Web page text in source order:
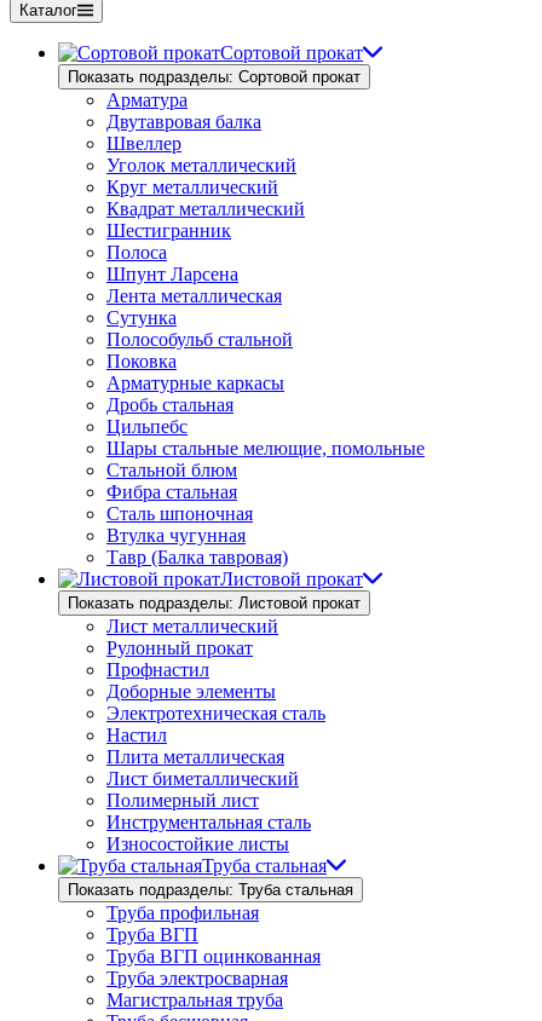
Каталог
Сортовой прокат
Показать подразделы: Сортовой прокат
Арматура
Двутавровая балка
Швеллер
Уголок металлический
Круг металлический
Квадрат металлический
Шестигранник
Полоса
Шпунт Ларсена
Лента металлическая
Сутунка
Полособульб стальной
Поковка
Арматурные каркасы
Дробь стальная
Цильпебс
Шары стальные мелющие, помольные
Стальной блюм
Фибра стальная
Сталь шпоночная
Втулка чугунная
Тавр (Балка тавровая)
Листовой прокат
Показать подразделы: Листовой прокат
Лист металлический
Рулонный прокат
Профнастил
Доборные элементы
Электротехническая сталь
Настил
Плита металлическая
Лист биметаллический
Полимерный лист
Инструментальная сталь
Износостойкие листы
Труба стальная
Показать подразделы: Труба стальная
Труба профильная
Труба ВГП
Труба ВГП оцинкованная
Труба электросварная
Магистральная труба